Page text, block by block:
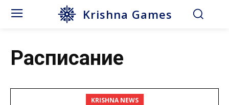
Krishna Games
Расписание
KRISHNA NEWS